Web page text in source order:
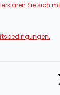
Sie sich